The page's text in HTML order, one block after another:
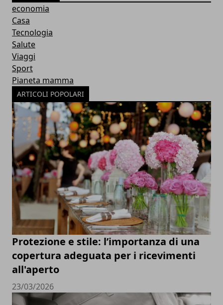
economia
Casa
Tecnologia
Salute
Viaggi
Sport
Pianeta mamma
ARTICOLI POPOLARI
Protezione e stile: l’importanza di una
copertura adeguata per i ricevimenti
all'aperto
23/03/2026